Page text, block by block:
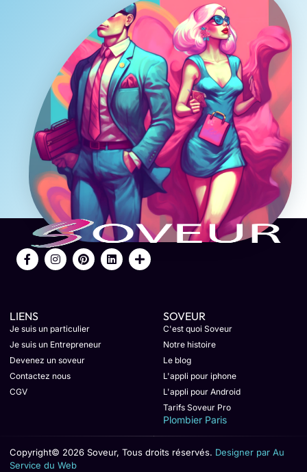
LIENS
Je suis un particulier
Je suis un Entrepreneur
Devenez un soveur
Contactez nous
CGV
SOVEUR
C'est quoi Soveur
Notre histoire
Le blog
L'appli pour iphone
L'appli pour Android
Tarifs Soveur Pro
Plombier Paris
Copyright© 2026 Soveur, Tous droits réservés. Designer par Au
Service du Web